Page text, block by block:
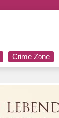
Crime Zone